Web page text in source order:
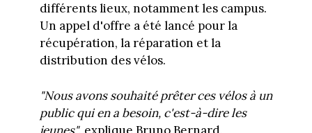
différents lieux, notamment les campus.
Un appel d'offre a été lancé pour la
récupération, la réparation et la
distribution des vélos.
"Nous avons souhaité prêter ces vélos à un
public qui en a besoin, c'est-à-dire les